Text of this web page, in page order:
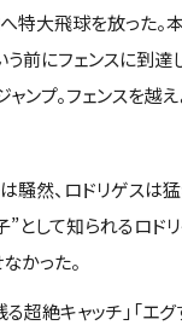
特大飛球を放った。
う前にフェンスに到達
ャンプ。フェンスを越
騒然、ロドリゲスは
”として知られるロド
かった。
絶キャッチ」「エグ